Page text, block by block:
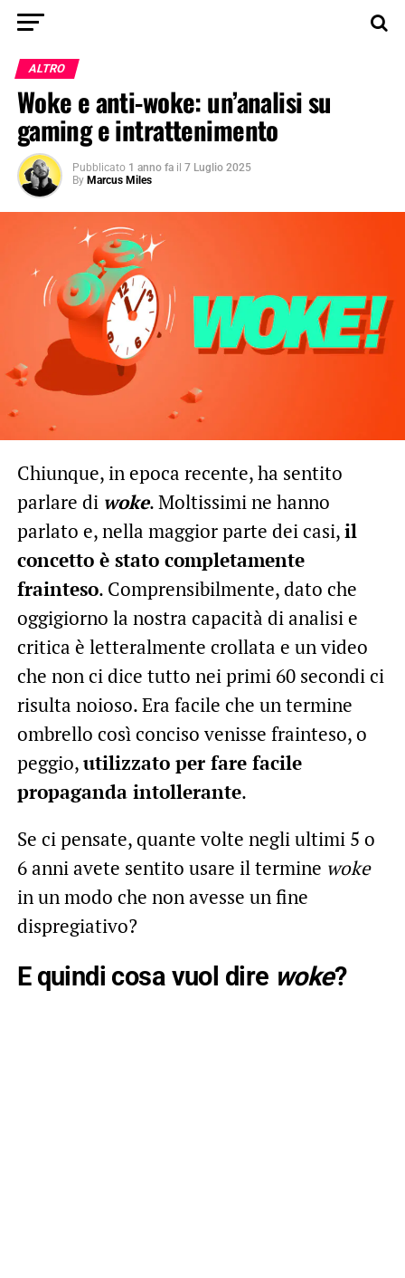
ALTRO
Woke e anti-woke: un’analisi su
gaming e intrattenimento
Pubblicato 1 anno fa il 7 Luglio 2025
By Marcus Miles
Chiunque, in epoca recente, ha sentito
parlare di woke. Moltissimi ne hanno
parlato e, nella maggior parte dei casi,il
concetto è stato completamente
frainteso. Comprensibilmente, dato che
oggigiorno la nostra capacità di analisi e
critica è letteralmente crollata e un video
che non ci dice tutto nei primi 60 secondi ci
risulta noioso. Era facile che un termine
ombrello così conciso venisse frainteso, o
peggio,utilizzato per fare facile
propaganda intollerante.
Se ci pensate, quante volte negli ultimi 5 o
6 anni avete sentito usare il termine woke
in un modo che non avesse un fine
dispregiativo?
E quindi cosa vuol dire woke?